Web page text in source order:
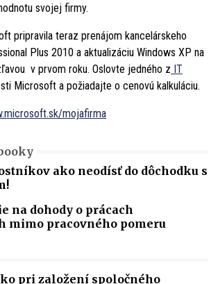
svojej firmy.
pripravila teraz prenájom kancelárskeho
Plus 2010 a aktualizáciu Windows XP na
v prvom roku. Oslovte jedného z IT
Microsoft a požiadajte o cenovú kalkuláciu.
mojafirma
ako neodísť do dôchodku s
na dohody o prácach
mimo pracovného pomeru
pri založení spoločného